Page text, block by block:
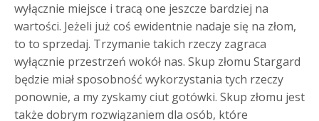
wyłącznie miejsce i tracą one jeszcze bardziej na
wartości. Jeżeli już coś ewidentnie nadaje się na złom,
to to sprzedaj. Trzymanie takich rzeczy zagraca
wyłącznie przestrzeń wokół nas. Skup złomu Stargard
będzie miał sposobność wykorzystania tych rzeczy
ponownie, a my zyskamy ciut gotówki. Skup złomu jest
także dobrym rozwiązaniem dla osób, które